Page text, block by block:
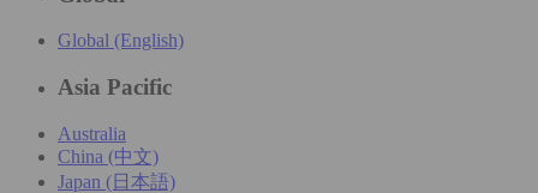
Global (English)
Asia Pacific
Australia
China (中文)
Japan (日本語)